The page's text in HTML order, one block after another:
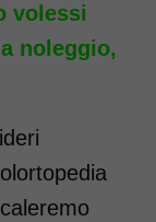
volessi
noleggio,